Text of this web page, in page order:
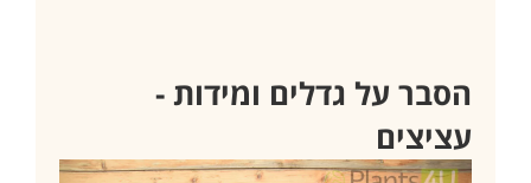
הסבר על גדלים ומידות -
עציצים